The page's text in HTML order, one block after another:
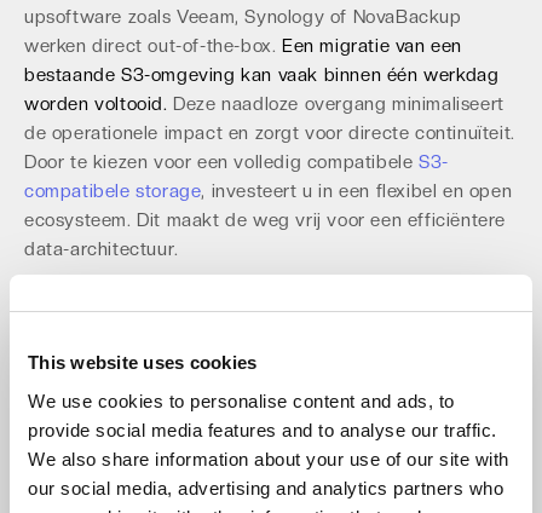
This website uses cookies
We use cookies to personalise content and ads, to
provide social media features and to analyse our traffic.
We also share information about your use of our site with
our social media, advertising and analytics partners who
upsoftware zoals Veeam, Synology of NovaBackup
werken direct out-of-the-box.Een migratie van een
bestaande S3-omgeving kan vaak binnen één werkdag
worden voltooid. Deze naadloze overgang minimaliseert
de operationele impact en zorgt voor directe continuïteit.
Door te kiezen voor een volledig compatibeleS3-
compatibele storage, investeert u in een flexibel en open
ecosysteem. Dit maakt de weg vrij voor een efficiëntere
data-architectuur.
Vereenvoudig Operations met een
introduceren operationele frictie en onvoorspelbare
kosten. Het terughalen van data uit een archieflaag kan
uren duren en leidt tot onverwachte retrieval-kosten die
de TCO met 10-20% kunnen verhogen. Deze